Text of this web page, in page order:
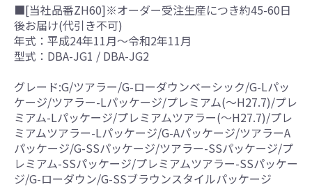
■[当社品番ZH60]※オーダー受注生産につき約45-60日
後お届け(代引き不可)
年式：平成24年11月～令和2年11月
型式：DBA-JG1 / DBA-JG2
グレード:G/ツアラー/G-ローダウンベーシック/G-Lパッ
ケージ/ツアラー-Lパッケージ/プレミアム(～H27.7)/プレ
ミアム-Lパッケージ/プレミアムツアラー(～H27.7)/プレ
ミアムツアラー-Lパッケージ/G-Aパッケージ/ツアラーA
パッケージ/G-SSパッケージ/ツアラー-SSパッケージ/プ
レミアム-SSパッケージ/プレミアムツアラー-SSパッケー
ジ/G-ローダウン/G-SSブラウンスタイルパッケージ